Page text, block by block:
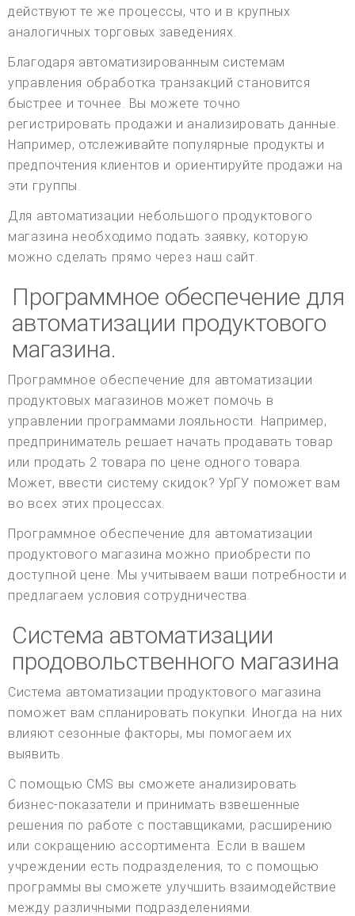
действуют те же процессы, что и в крупных
аналогичных торговых заведениях.
Благодаря автоматизированным системам
управления обработка транзакций становится
быстрее и точнее. Вы можете точно
регистрировать продажи и анализировать данные.
Например, отслеживайте популярные продукты и
предпочтения клиентов и ориентируйте продажи на
эти группы.
Для автоматизации небольшого продуктового
магазина необходимо подать заявку, которую
можно сделать прямо через наш сайт.
Программное обеспечение для
автоматизации продуктового
магазина.
Программное обеспечение для автоматизации
продуктовых магазинов может помочь в
управлении программами лояльности. Например,
предприниматель решает начать продавать товар
или продать 2 товара по цене одного товара.
Может, ввести систему скидок? УрГУ поможет вам
во всех этих процессах.
Программное обеспечение для автоматизации
продуктового магазина можно приобрести по
доступной цене. Мы учитываем ваши потребности и
предлагаем условия сотрудничества.
Система автоматизации
продовольственного магазина
Система автоматизации продуктового магазина
поможет вам спланировать покупки. Иногда на них
влияют сезонные факторы, мы помогаем их
выявить.
С помощью CMS вы сможете анализировать
бизнес-показатели и принимать взвешенные
решения по работе с поставщиками, расширению
или сокращению ассортимента. Если в вашем
учреждении есть подразделения, то с помощью
программы вы сможете улучшить взаимодействие
между различными подразделениями.